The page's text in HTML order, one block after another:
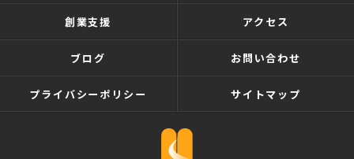
創業支援 アクセス
ブログ お問い合わせ
プライバシーポリシー サイトマップ